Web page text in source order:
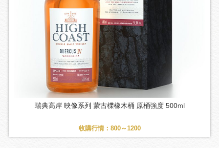
瑞典高岸 映像系列 蒙古櫟橡木桶 原桶強度 500ml
收購行情：800～1200